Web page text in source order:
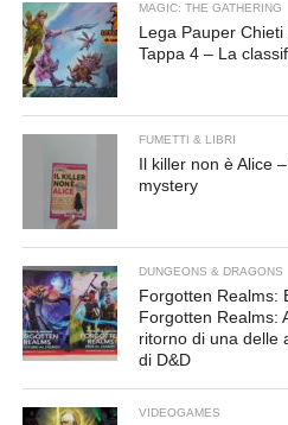
MAGIC: THE GATHERING
Lega Pauper
Tappa 4 – La
FUMETTI & LIBRI
Il killer non è Alice
mystery
DUNGEONS & DRAGONS
Forgotten Realms:
Forgotten Realms:
ritorno di una delle
di D&D
VIDEOGAMES